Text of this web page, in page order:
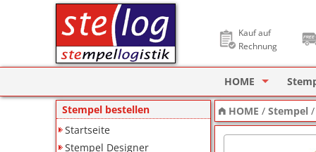
Kauf auf
Rechnung
HOME
Stempel Designer
ImageCard
Stempel bestellen
Startseite
Stempel Designer
HOME /Stempel /